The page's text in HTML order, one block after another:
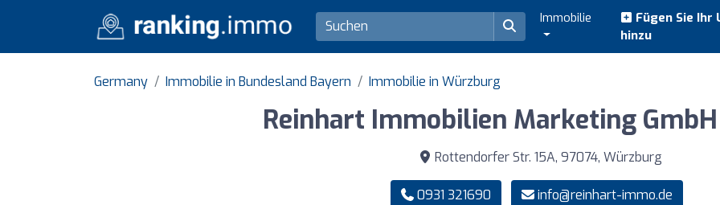
Immobilie
Fügen Sie
hinzu
Germany Immobilie in Bundesland Bayern Immobilie in Würzburg
Reinhart Immobilien Marketing GmbH
Rottendorfer Str. 15A, 97074, Würzburg
0931 321690 info@reinhart-immo.de